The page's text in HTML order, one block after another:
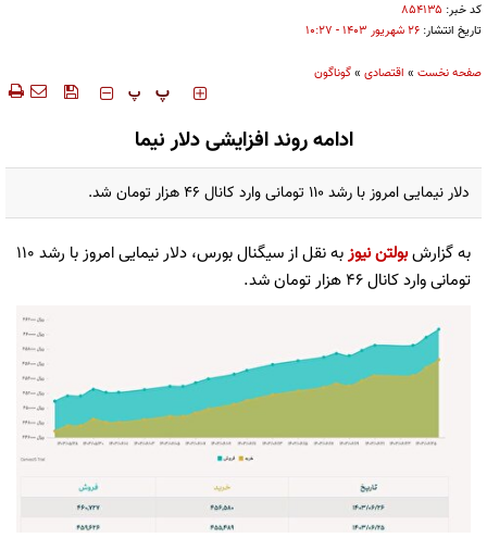
کد خبر: ۸۵۴۱۳۵
تاریخ انتشار: ۲۶ شهريور ۱۴۰۳ - ۱۰:۲۷
صفحه نخست » اقتصادی »گوناگون
‍‍‍ پ پ
ادامه روند افزایشی دلار نیما
دلار نیمایی امروز با رشد ۱۱۰ تومانی وارد کانال ۴۶ هزار تومان شد.
به گزارشبولتن نیوز
به نقل از سیگنال بورس، دلار نیمایی امروز با رشد ۱۱۰
تومانی وارد کانال ۴۶ هزار تومان شد.